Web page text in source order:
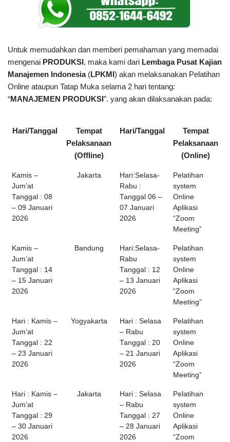
Untuk memudahkan dan memberi pemahaman yang memadai
mengenai PRODUKSI, maka kami dari Lembaga Pusat Kajian
Manajemen Indonesia(LPKMI) akan melaksanakan Pelatihan
Online ataupun Tatap Muka selama 2 hari tentang:
“MANAJEMEN PRODUKSI”. yang akan dilaksanakan pada:
Hari/Tanggal
Tempat
Pelaksanaan
(Offline)
Hari/Tanggal
Tempat
Pelaksanaan
(Online)
Kamis –
Jum’at
Tanggal : 08
– 09 Januari
2026
Jakarta
Hari:Selasa-
Rabu :
Tanggal 06 –
07 Januari
2026
Pelatihan
system
Online
Aplikasi
“Zoom
Meeting”
Kamis –
Jum’at
Tanggal : 14
– 15 Januari
2026
Bandung
Hari:Selasa-
Rabu
Tanggal : 12
– 13 Januari
2026
Pelatihan
system
Online
Aplikasi
“Zoom
Meeting”
Hari : Kamis –
Jum’at
Tanggal : 22
– 23 Januari
2026
Yogyakarta
Hari : Selasa
– Rabu
Tanggal : 20
– 21 Januari
2026
Pelatihan
system
Online
Aplikasi
“Zoom
Meeting”
Hari : Kamis –
Jum’at
Tanggal : 29
– 30 Januari
2026
Jakarta
Hari : Selasa
– Rabu
Tanggal : 27
– 28 Januari
2026
Pelatihan
system
Online
Aplikasi
“Zoom